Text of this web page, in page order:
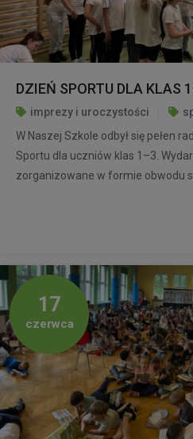
DZIEŃ SPORTU DLA KLAS
imprezy i uroczystości
W Naszej Szkole odbył się pełen
Sportu dla uczniów klas 1–3.
zorganizowane w formie obwodu s...
17
czerwca